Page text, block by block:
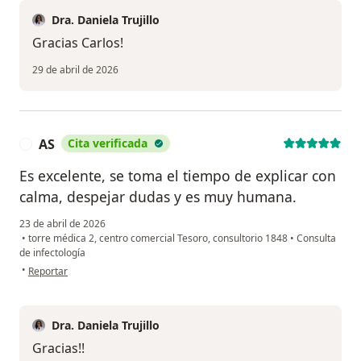
Dra. Daniela Trujillo
Gracias Carlos!
29 de abril de 2026
AS Cita verificada
Es excelente, se toma el tiempo de explicar con
calma, despejar dudas y es muy humana.
23 de abril de 2026
• torre médica 2, centro comercial Tesoro, consultorio 1848 • Consulta
de infectología
• en opinión del usuario AS
Reportar
Dra. Daniela Trujillo
Gracias!!